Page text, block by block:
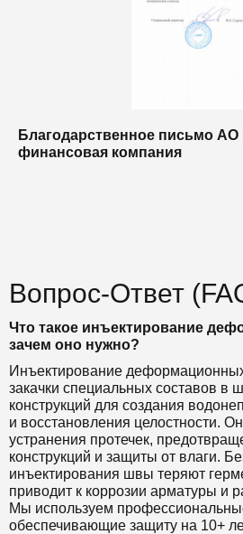
Благодарственное письмо
финансовая компания
Вопрос-Ответ
Что такое инъектирование
зачем оно нужно?
Инъектирование
закачки специальных составов в
конструкций для создания
и восстановления целостности.
устранения протечек,
конструкций и защиты от влаги.
инъектирования швы теряют
приводит к коррозии арматуры и
Мы используем
обеспечивающие защиту на 10+